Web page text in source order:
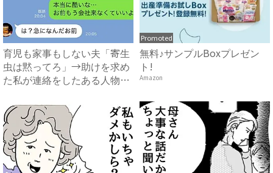
育児も家事もしない夫「寄生
虫は黙ってろ」→助けを求め
た私が連絡をしたある人物と
Promoted
無料♪サンプルBoxプレゼン
ト!
Amazon